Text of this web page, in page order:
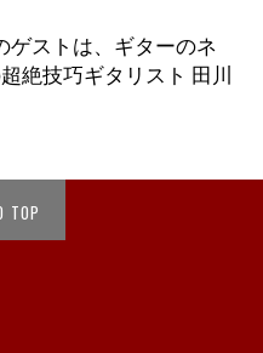
ストは、ギターのネ
絶技巧ギタリスト 田川
TOP